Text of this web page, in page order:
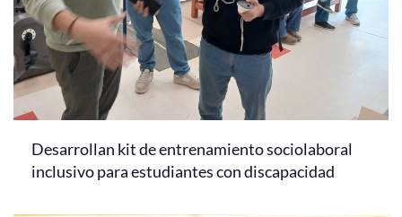
Desarrollan kit de entrenamiento sociolaboral
inclusivo para estudiantes con discapacidad